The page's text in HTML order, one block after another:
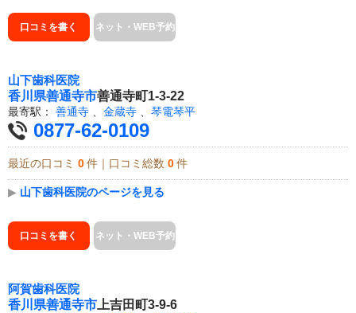
口コミを書く ネット・WEB予約
山下歯科医院
香川県善通寺市善通寺町1-3-22
最寄駅： 善通寺 、 金蔵寺 、 琴電琴平
0877-62-0109
最近の口コミ 0 件｜口コミ総数 0 件
▶ 山下歯科医院のページを見る
口コミを書く ネット・WEB予約
阿賀歯科医院
香川県善通寺市 上吉田町3-9-6